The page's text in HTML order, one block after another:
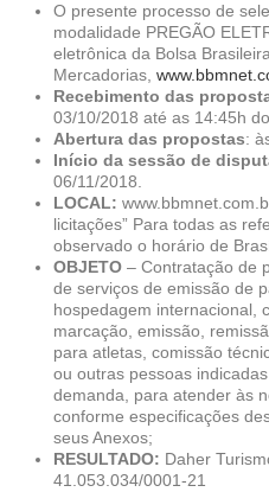
O presente processo de
modalidade PREGÃO
eletrônica da Bolsa
Mercadorias,
Recebimento das
03/10/2018 até as 14:45h
Abertura das propostas:
Início da sessão de
06/11/2018.
LOCAL:
licitações” Para todas as
observado o horário de
OBJETO – Contratação de
de serviços de emissão de
hospedagem internacional,
marcação, emissão,
para atletas, comissão
ou outras pessoas
demanda, para atender às
conforme especificações
seus Anexos;
RESULTADO: Daher
41.053.034/0001-21